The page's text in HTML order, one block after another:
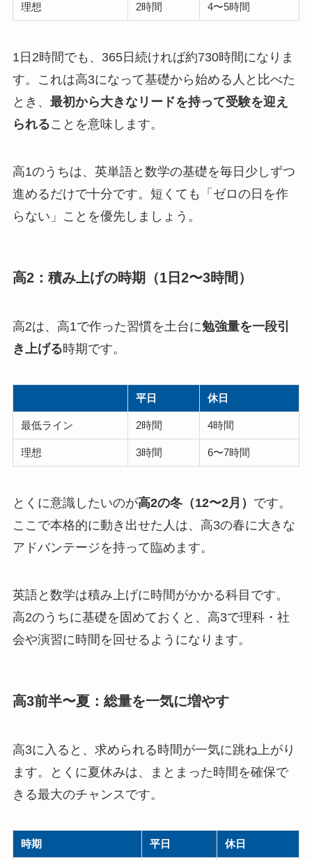
理想 2時間 4〜5時間
1日2時間でも、365日続ければ約730時間になりま
す。これは高3になって基礎から始める人と比べた
とき、 最初から大きなリードを持って受験を迎え
られることを意味します。
高1のうちは、英単語と数学の基礎を毎日少しずつ
進めるだけで十分です。短くても「ゼロの日を作
らない」ことを優先しましょう。
高2：積み上げの時期（1日2〜3時間）
高2は、高1で作った習慣を土台に勉強量を一段引
き上げる時期です。
平日 休日
最低ライン 2時間 4時間
理想 3時間 6〜7時間
とくに意識したいのが高2の冬（12〜2月） です。
ここで本格的に動き出せた人は、高3の春に大きな
アドバンテージを持って臨めます。
英語と数学は積み上げに時間がかかる科目です。
高2のうちに基礎を固めておくと、高3で理科・社
会や演習に時間を回せるようになります。
高3前半〜夏：総量を一気に増やす
高3に入ると、求められる時間が一気に跳ね上がり
ます。とくに夏休みは、まとまった時間を確保で
きる最大のチャンスです。
時期 平日 休日